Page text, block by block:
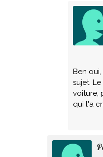
Ben
sujet.
voiture,
qui l'a